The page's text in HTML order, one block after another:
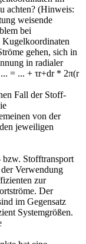
achten? (Hinweis:
weisende
bei
gehen, sich in
in radialer
= ... + τr+dr * 2π(r
Fall der Stoff-
von der
jeweiligen
Stofftransport
Verwendung
zur
Der
im Gegensatz
Systemgrößen.